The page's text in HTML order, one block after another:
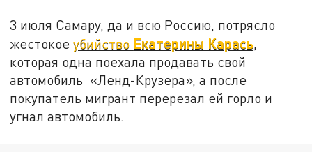
3 июля Самару, да и всю Россию, потрясло
жестокоеубийство Екатерины Карась,
которая одна поехала продавать свой
автомобиль «Ленд-Крузера», а после
покупатель мигрант перерезал ей горло и
угнал автомобиль.